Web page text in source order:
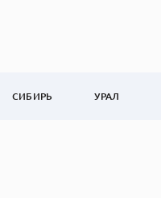
СИБИРЬ УРАЛ